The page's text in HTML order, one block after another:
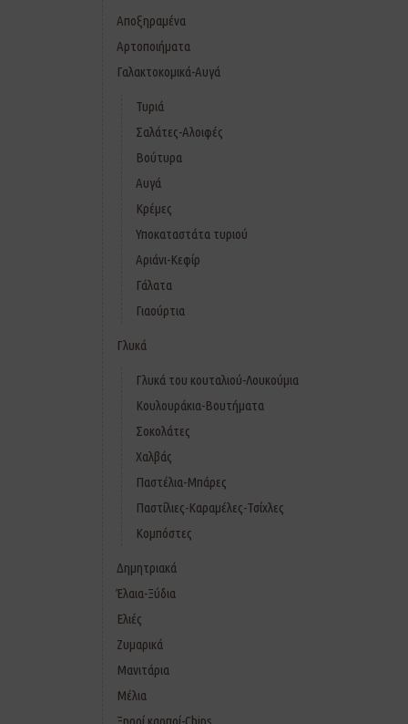
Αποξηραμένα
Αρτοποιήματα
Γαλακτοκομικά-Αυγά
Τυριά
Σαλάτες-Αλοιφές
Βούτυρα
Αυγά
Κρέμες
Υποκαταστάτα τυριού
Αριάνι-Κεφίρ
Γάλατα
Γιαούρτια
Γλυκά
Γλυκά του κουταλιού-Λουκούμια
Κουλουράκια-Βουτήματα
Σοκολάτες
Χαλβάς
Παστέλια-Μπάρες
Παστίλιες-Καραμέλες-Τσίχλες
Κομπόστες
Δημητριακά
Έλαια-Ξύδια
Ελιές
Ζυμαρικά
Μανιτάρια
Μέλια